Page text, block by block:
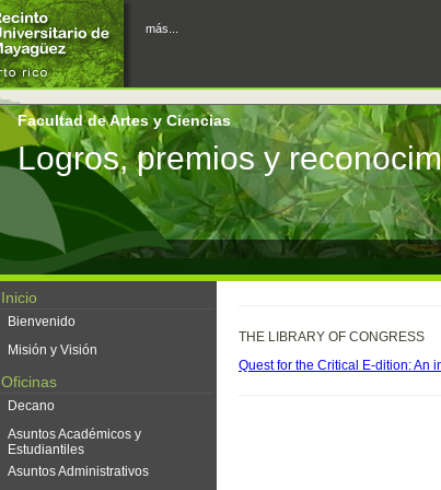
más...
Facultad de Artes y Ciencias
Logros, premios y
Inicio
Bienvenido
Misión y Visión
Oficinas
Decano
Asuntos Académicos y
Estudiantiles
Asuntos Administrativos
THE LIBRARY OF CONGRESS
Quest for the Critical E-dition: An